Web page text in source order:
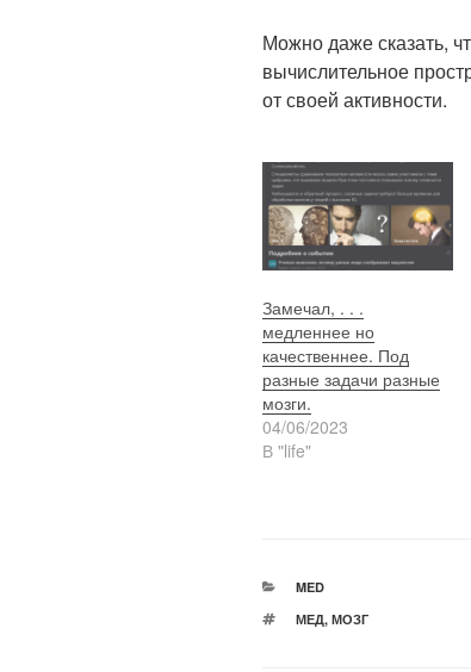
Можно даже сказать,
вычислительное
от своей активности.
Замечал, . . .
медленнее но
качественнее. Под
разные задачи разные
мозги.
04/06/2023
В "life"
РУБРИКИ
MED
МЕТКИ
МЕД, МОЗГ